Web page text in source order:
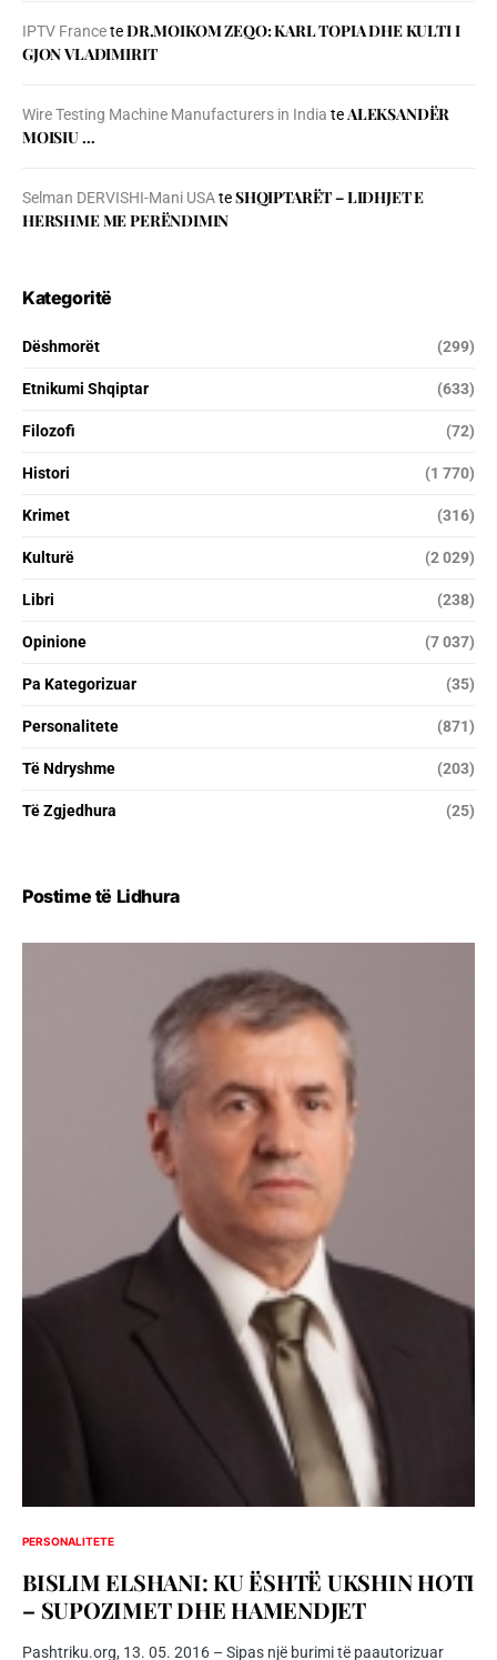
IPTV FranceteDR.MOIKOM ZEQO: KARL TOPIA DHE KULTI I
GJON VLADIMIRIT
Wire Testing Machine Manufacturers in India teALEKSANDËR
MOISIU …
Selman DERVISHI-Mani USAteSHQIPTARËT – LIDHJET E
HERSHME ME PERËNDIMIN
Kategoritë
Dëshmorët (299)
Etnikumi Shqiptar (633)
Filozofi (72)
Histori (1 770)
Krimet (316)
Kulturë (2 029)
Libri (238)
Opinione (7 037)
Pa Kategorizuar (35)
Personalitete (871)
Të Ndryshme (203)
Të Zgjedhura (25)
Postime të Lidhura
PERSONALITETE
BISLIM ELSHANI: KU ËSHTË UKSHIN HOTI
– SUPOZIMET DHE HAMENDJET
Pashtriku.org, 13. 05. 2016 – Sipas një burimi të paautorizuar